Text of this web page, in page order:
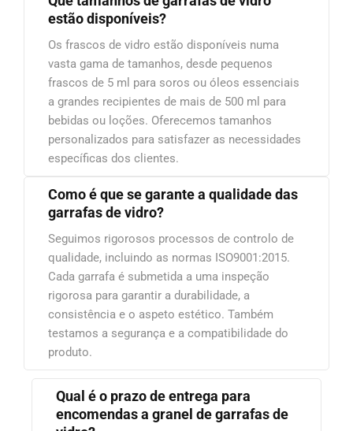
estão disponíveis?
Os frascos de vidro estão disponíveis numa
vasta gama de tamanhos, desde pequenos
frascos de 5 ml para soros ou óleos essenciais
a grandes recipientes de mais de 500 ml para
bebidas ou loções. Oferecemos tamanhos
personalizados para satisfazer as necessidades
específicas dos clientes.
Como é que se garante a qualidade das
garrafas de vidro?
Seguimos rigorosos processos de controlo de
qualidade, incluindo as normas ISO9001:2015.
Cada garrafa é submetida a uma inspeção
rigorosa para garantir a durabilidade, a
consistência e o aspeto estético. Também
testamos a segurança e a compatibilidade do
produto.
Qual é o prazo de entrega para
encomendas a granel de garrafas de